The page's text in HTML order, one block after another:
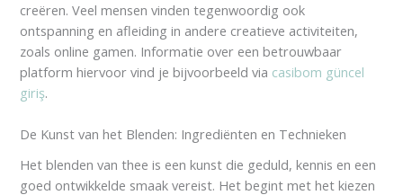
creëren. Veel mensen vinden tegenwoordig ook
ontspanning en afleiding in andere creatieve activiteiten,
zoals online gamen. Informatie over een betrouwbaar
platform hiervoor vind je bijvoorbeeld via casibom güncel
giriş.
De Kunst van het Blenden: Ingrediënten en Technieken
Het blenden van thee is een kunst die geduld, kennis en een
goed ontwikkelde smaak vereist. Het begint met het kiezen